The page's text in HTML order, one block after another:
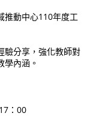
推動中心110年度工
驗分享，強化教師對
內涵。
：00